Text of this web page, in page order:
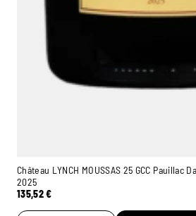
Château LYNCH MOUSSAS 25 GCC Pauillac
2025
135,52€